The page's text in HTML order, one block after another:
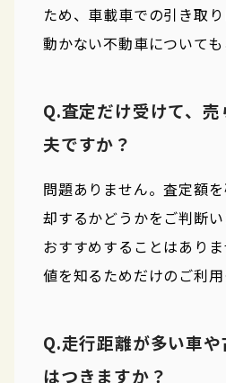
ため、車載車での引き取り
動かない不動車についても
Q.査定だけ受けて、
夫ですか？
問題ありません。査定額
却するかどうかをご判断
おすすめすることはあり
値を知るためだけのご利用
Q.走行距離が多い車
はつきますか？